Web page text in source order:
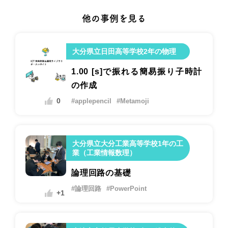
他の事例を見る
大分県立日田高等学校2年の物理
0
1.00 [s]で振れる簡易振り子時計
の作成
#applepencil #Metamoji
大分県立大分工業高等学校1年の工
業（工業情報数理）
+1
論理回路の基礎
#論理回路 #PowerPoint